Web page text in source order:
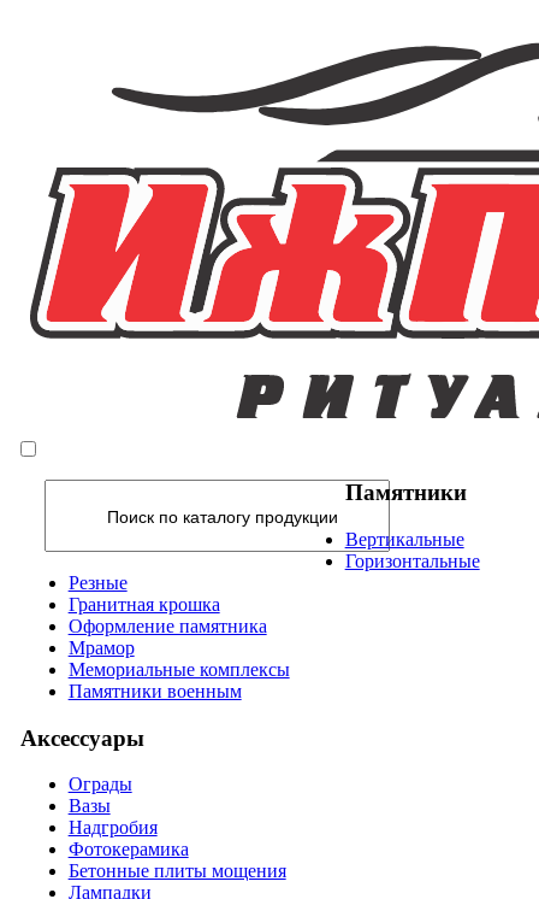
Памятники
Вертикальные
Горизонтальные
Резные
Гранитная крошка
Оформление памятника
Мрамор
Мемориальные комплексы
Памятники военным
Аксессуары
Ограды
Вазы
Надгробия
Фотокерамика
Бетонные плиты мощения
Лампадки